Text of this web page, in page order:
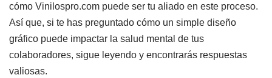
cómo Vinilospro.com puede ser tu aliado en este proceso.
Así que, si te has preguntado cómo un simple diseño
gráfico puede impactar la salud mental de tus
colaboradores, sigue leyendo y encontrarás respuestas
valiosas.